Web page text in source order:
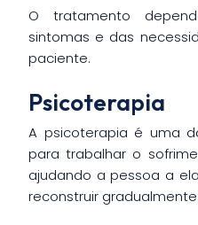
O tratamento
sintomas e das
paciente.
Psicoterapia
A psicoterapia é uma
para trabalhar o
ajudando a pessoa a
reconstruir